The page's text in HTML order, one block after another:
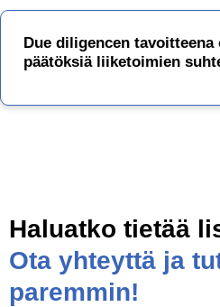
Due diligencen
päätöksiä liiketoimien
Haluatko tietää
Ota yhteyttä ja
paremmin!